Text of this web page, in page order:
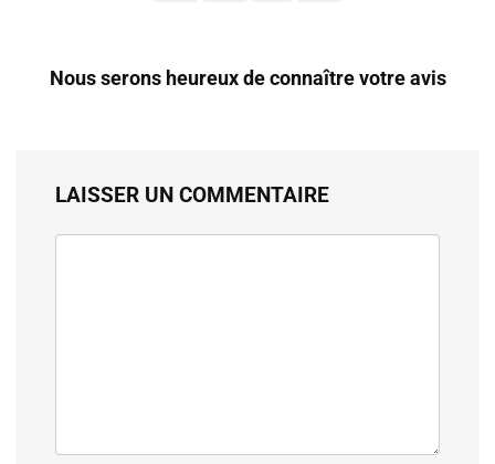
Nous serons heureux de connaître votre avis
LAISSER UN COMMENTAIRE